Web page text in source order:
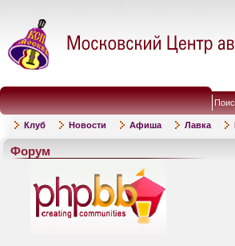
Клуб Новости Афиша Лавка
Форум